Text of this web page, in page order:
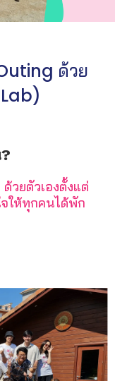
ด้วย
วยตัวเองตั้งแต่
ให้ทุกคนได้พัก